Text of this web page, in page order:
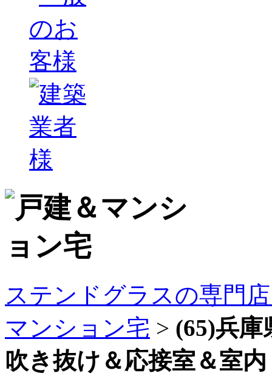
ステンドグラスの専門
マンション宅 > (65)兵
吹き抜け＆応接室＆室